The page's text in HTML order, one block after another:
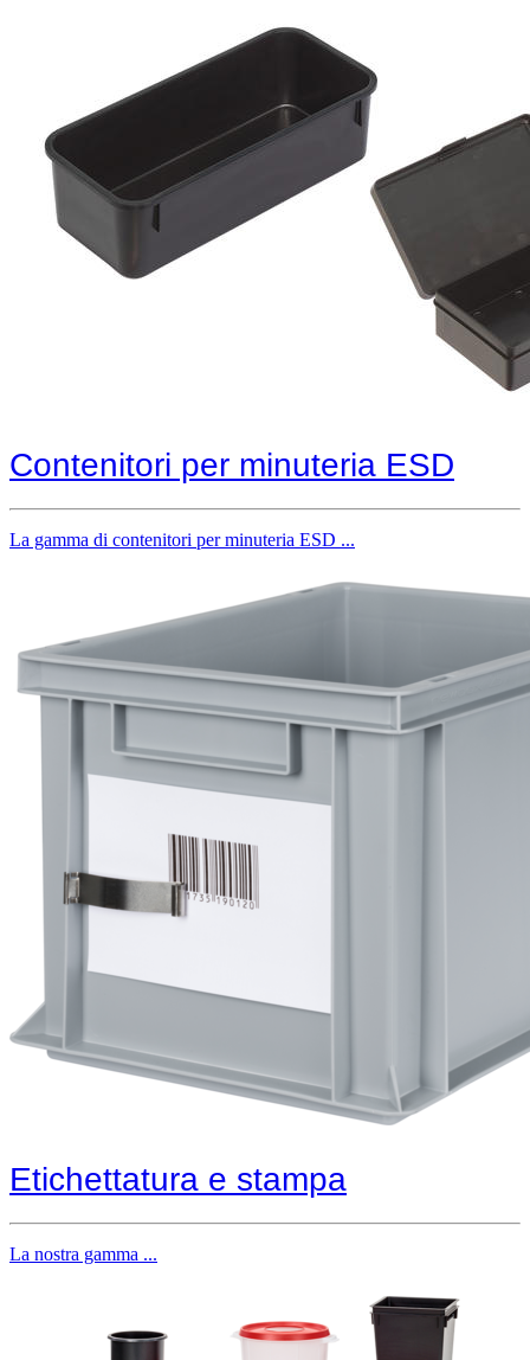
Contenitori per minuteria ESD
La gamma di contenitori per minuteria ESD ...
Etichettatura e stampa
La nostra gamma ...